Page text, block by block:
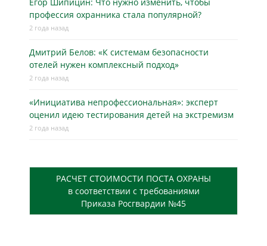
профессия охранника стала популярной?
2 года назад
Дмитрий Белов: «К системам безопасности
отелей нужен комплексный подход»
2 года назад
«Инициатива непрофессиональная»: эксперт
оценил идею тестирования детей на экстремизм
2 года назад
РАСЧЕТ СТОИМОСТИ ПОСТА ОХРАНЫ
в соответствии с требованиями
Приказа Росгвардии №45